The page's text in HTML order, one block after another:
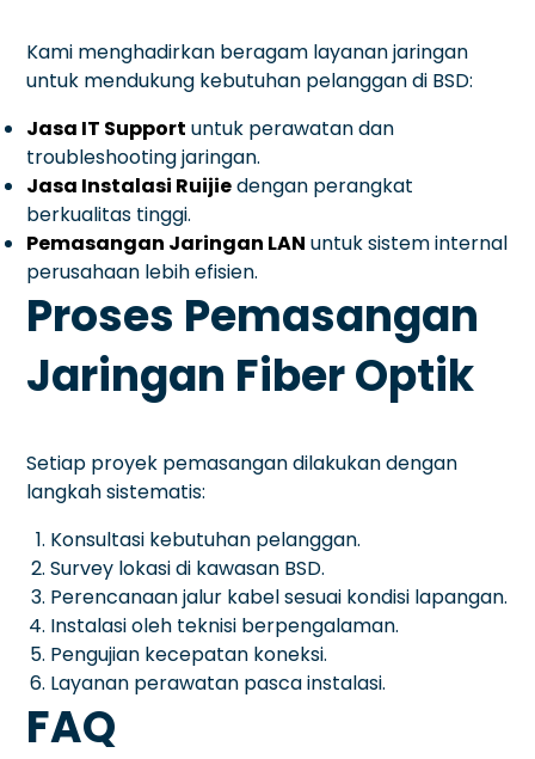
Kami menghadirkan beragam layanan jaringan
untuk mendukung kebutuhan pelanggan di BSD:
Jasa IT Support untuk perawatan dan
troubleshooting jaringan.
Jasa Instalasi Ruijiedengan perangkat
berkualitas tinggi.
Pemasangan Jaringan LAN untuk sistem internal
perusahaan lebih efisien.
Proses Pemasangan
Jaringan Fiber Optik
Setiap proyek pemasangan dilakukan dengan
langkah sistematis:
Konsultasi kebutuhan pelanggan.
Survey lokasi di kawasan BSD.
Perencanaan jalur kabel sesuai kondisi lapangan.
Instalasi oleh teknisi berpengalaman.
Pengujian kecepatan koneksi.
Layanan perawatan pasca instalasi.
FAQ